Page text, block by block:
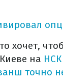
хочет,
на
точно